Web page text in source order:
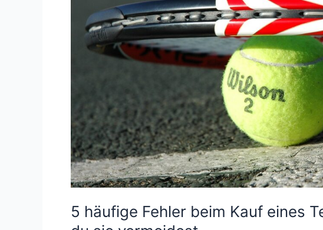
5 häufige Fehler beim Kauf eines